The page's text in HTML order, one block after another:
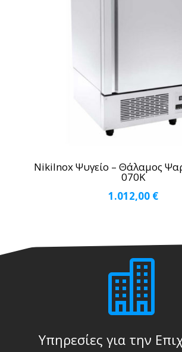
NikiInox Ψυγείο – Θάλαμος
070K
1.012,00 €

Υπηρεσίες για την